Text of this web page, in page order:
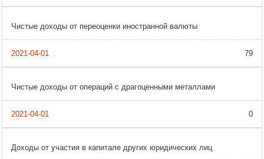
Чистые доходы от переоценки иностранной валюты
79
Чистые доходы от операций с драгоценными металлами
0
Доходы от участия в капитале других юридических лиц